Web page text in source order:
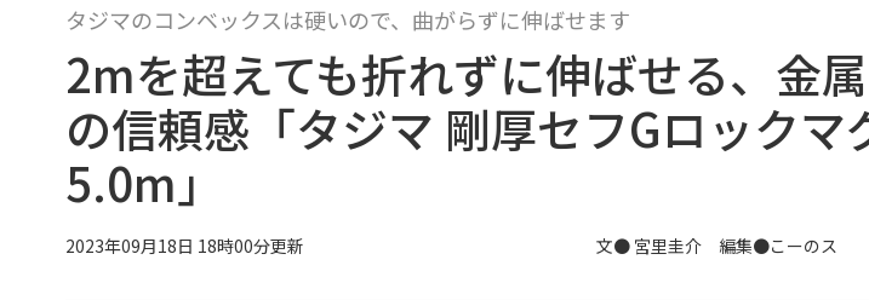
タジマのコンベックスは硬いので、曲がらずに伸ばせます
2mを超えても折れずに伸ばせる、金
の信頼感「タジマ 剛厚セフGロックマ
5.0m」
2023年09月18日 18時00分更新 文● 宮里圭介 編集●こーのス